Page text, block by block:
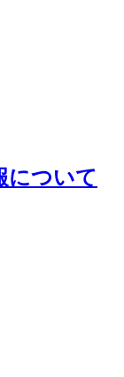
について